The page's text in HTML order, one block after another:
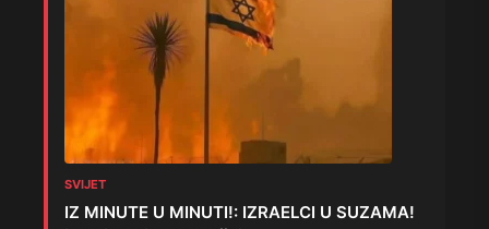
SVIJET
IZ MINUTE U MINUTI!: IZRAELCI U SUZAMA!